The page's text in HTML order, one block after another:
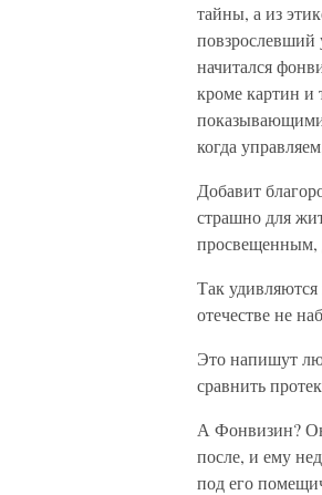
тайны, а из
повзрослевший
начитался
кроме картин и
когда
Добавит
страшно для
просвещенным,
Так удивляются
отечестве не
Это напишут
сравнить
А Фонвизин?
после, и ему
под его